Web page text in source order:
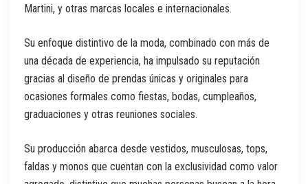
Martini, y otras marcas locales e internacionales.
Su enfoque distintivo de la moda, combinado con más de
una década de experiencia, ha impulsado su reputación
gracias al diseño de prendas únicas y originales para
ocasiones formales como fiestas, bodas, cumpleaños,
graduaciones y otras reuniones sociales.
Su producción abarca desde vestidos, musculosas, tops,
faldas y monos que cuentan con la exclusividad como valor